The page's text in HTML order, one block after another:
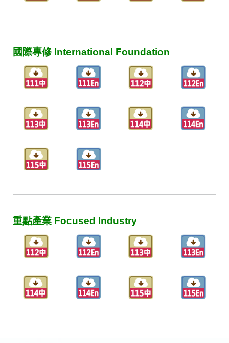
國際專修 International Foundation
重點產業 Focused Industry